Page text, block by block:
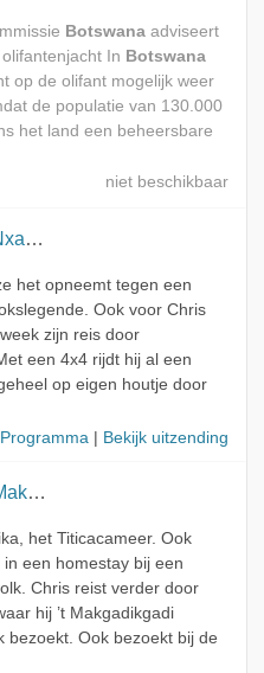
Botswanaadviseert
In Botswana
op de olifant mogelijk weer
de populatie van 130.000
het land een beheersbare
Park
het opneemt tegen een
Ook voor Chris
zijn reis door
een 4x4 rijdt hij al een
op eigen houtje door
Programma | Bekijk uitzending
Park
het Titicacameer. Ook
een homestay bij een
Chris reist verder door
hij ’t Makgadikgadi
bezoekt. Ook bezoekt bij de